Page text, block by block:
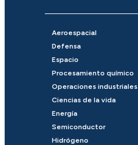
Aeroespacial
Defensa
Espacio
Procesamiento químico
Operaciones industriales
Ciencias de la vida
Energía
Semiconductor
Hidrógeno